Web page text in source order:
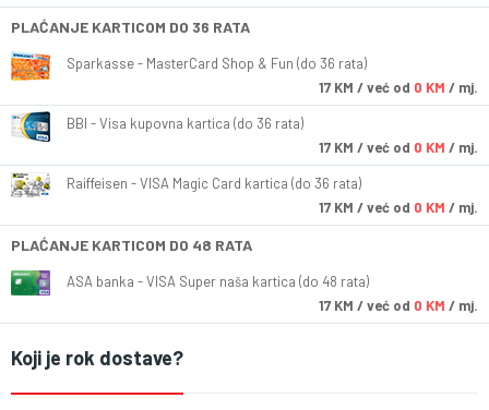
PLAĆANJE KARTICOM DO 36 RATA
Sparkasse - MasterCard Shop & Fun (do 36 rata)
17 KM / već od 0 KM / mj.
BBI - Visa kupovna kartica (do 36 rata)
17 KM / već od 0 KM / mj.
Raiffeisen - VISA Magic Card kartica (do 36 rata)
17 KM / već od 0 KM / mj.
PLAĆANJE KARTICOM DO 48 RATA
ASA banka - VISA Super naša kartica (do 48 rata)
17 KM / već od 0 KM / mj.
Koji je rok dostave?